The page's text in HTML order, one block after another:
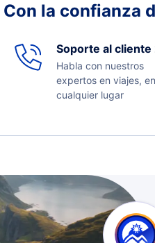
Con la confianza
Soporte al cliente
Habla con nuestros
expertos en viajes, en
cualquier lugar